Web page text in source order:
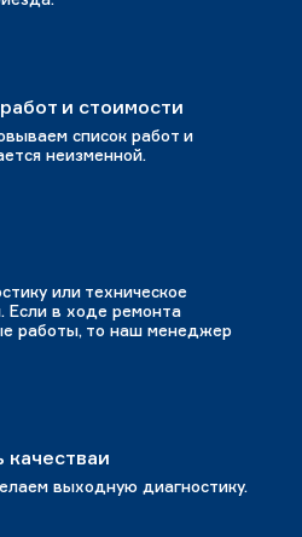
и стоимости
список работ и
неизменной.
или техническое
Если в ходе ремонта
работы, то наш менеджер
выходную диагностику.